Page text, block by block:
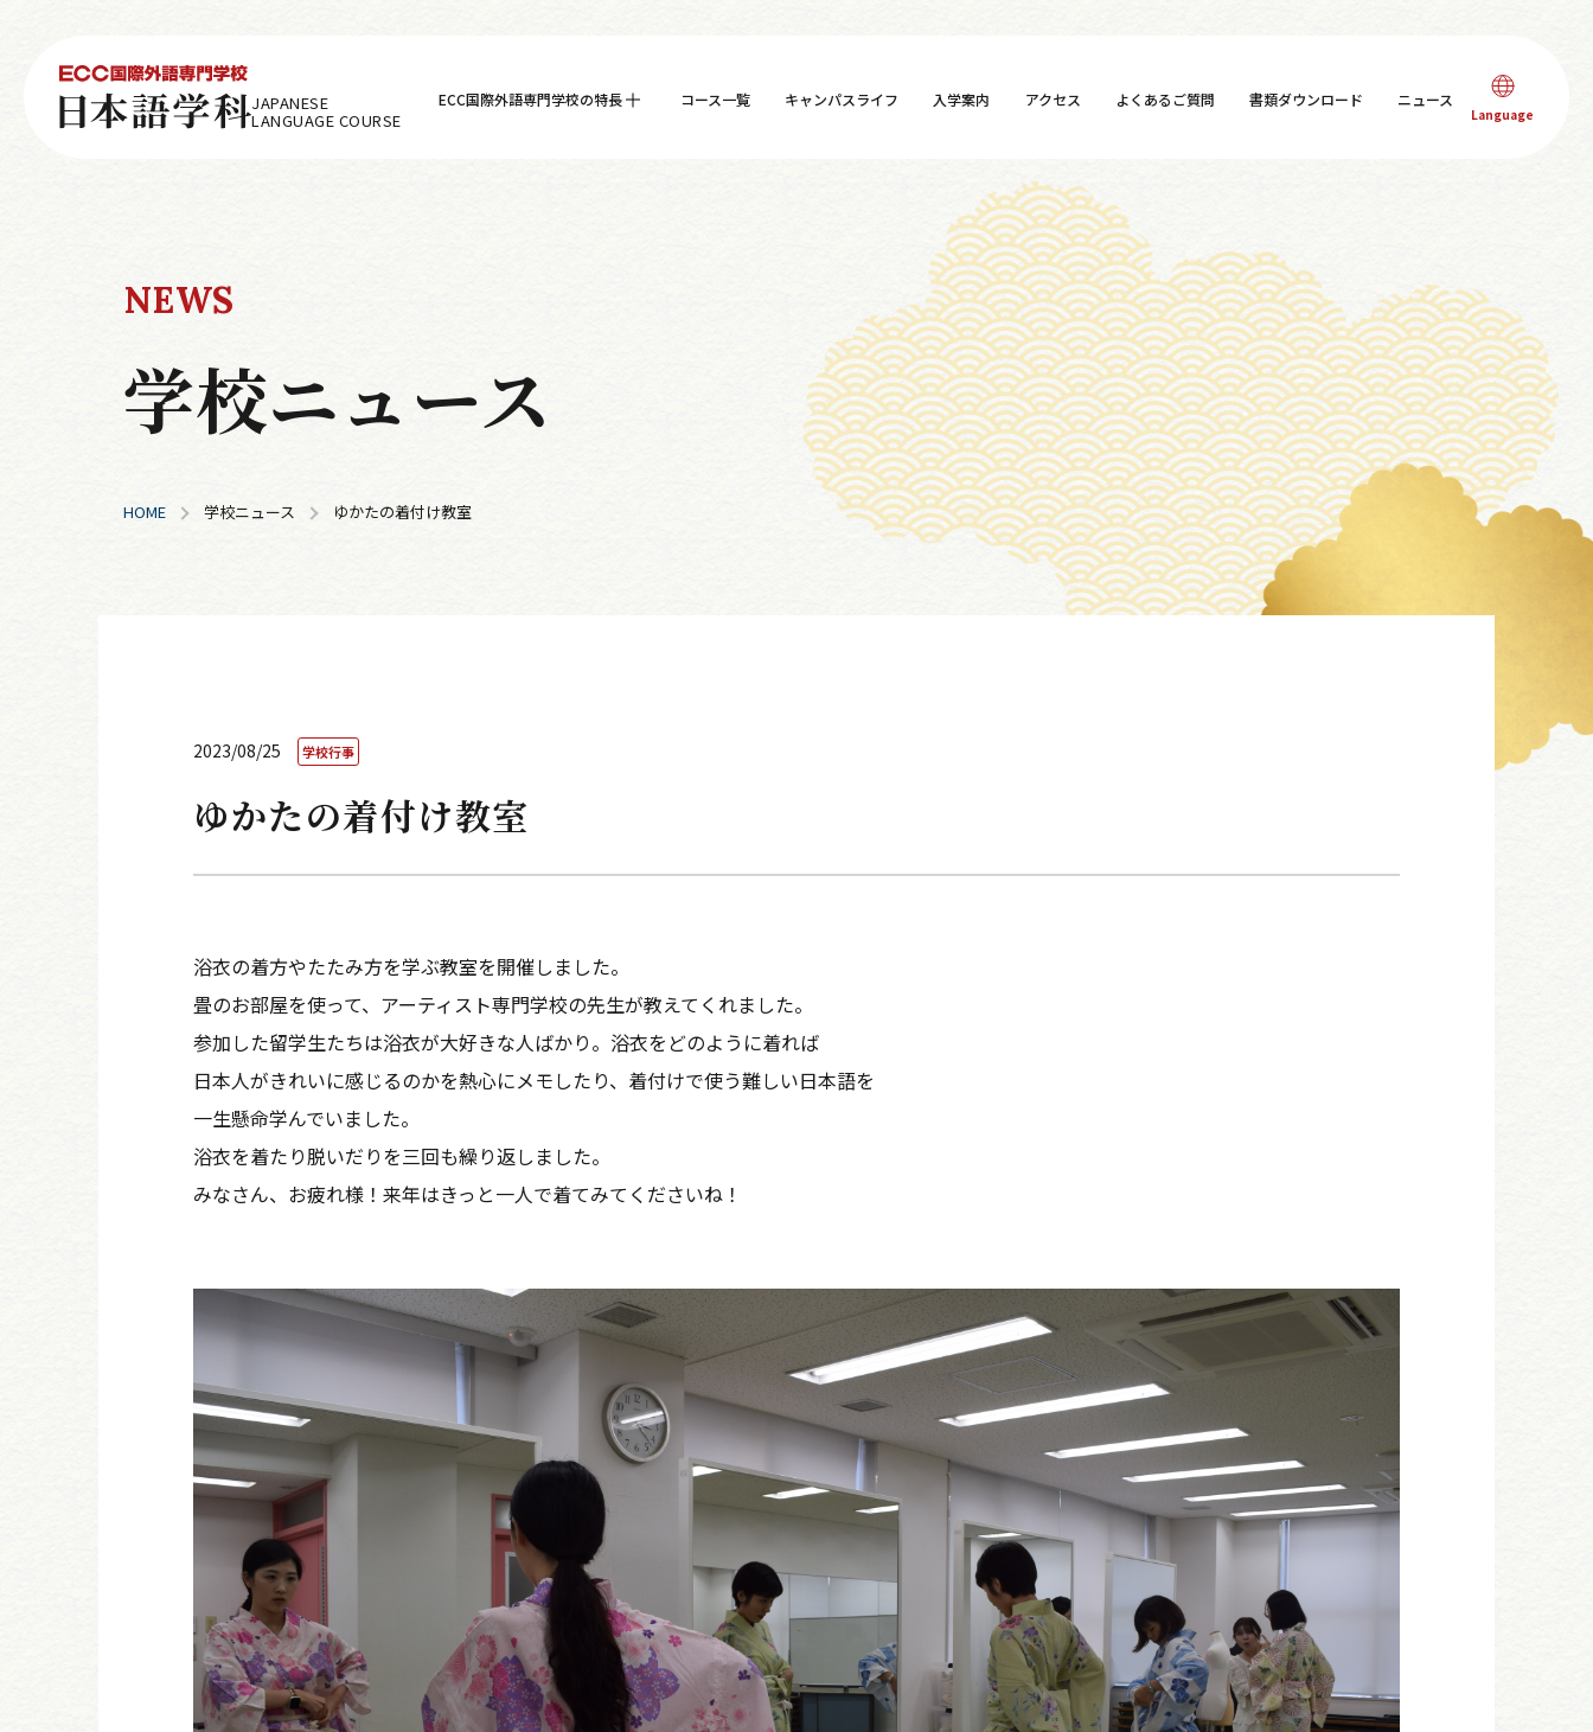
JAPANESE
LANGUAGE COURSE
ECC国際外語専門学校の特長 コース一覧 キャンパスライフ 入学案内 アクセス よくあるご質問 書類ダウンロード ニュース
Language
NEWS
学校ニュース
HOME 学校ニュース ゆかたの着付け教室
2023/08/25 学校行事
ゆかたの着付け教室
浴衣の着方やたたみ方を学ぶ教室を開催しました。
畳のお部屋を使って、アーティスト専門学校の先生が教えてくれました。
参加した留学生たちは浴衣が大好きな人ばかり。浴衣をどのように着れば
日本人がきれいに感じるのかを熱心にメモしたり、着付けで使う難しい日本語を
一生懸命学んでいました。
浴衣を着たり脱いだりを三回も繰り返しました。
みなさん、お疲れ様！来年はきっと一人で着てみてくださいね！